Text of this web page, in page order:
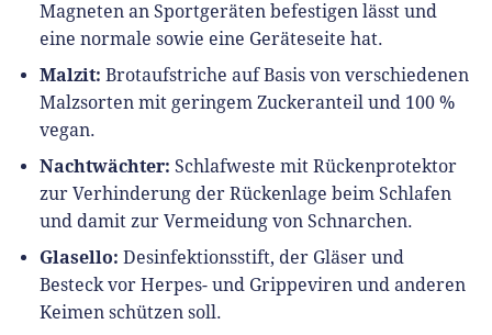
Magneten an Sportgeräten befestigen lässt und
eine normale sowie eine Geräteseite hat.
Malzit: Brotaufstriche auf Basis von verschiedenen
Malzsorten mit geringem Zuckeranteil und 100 %
vegan.
Nachtwächter: Schlafweste mit Rückenprotektor
zur Verhinderung der Rückenlage beim Schlafen
und damit zur Vermeidung von Schnarchen.
Glasello: Desinfektionsstift, der Gläser und
Besteck vor Herpes- und Grippeviren und anderen
Keimen schützen soll.